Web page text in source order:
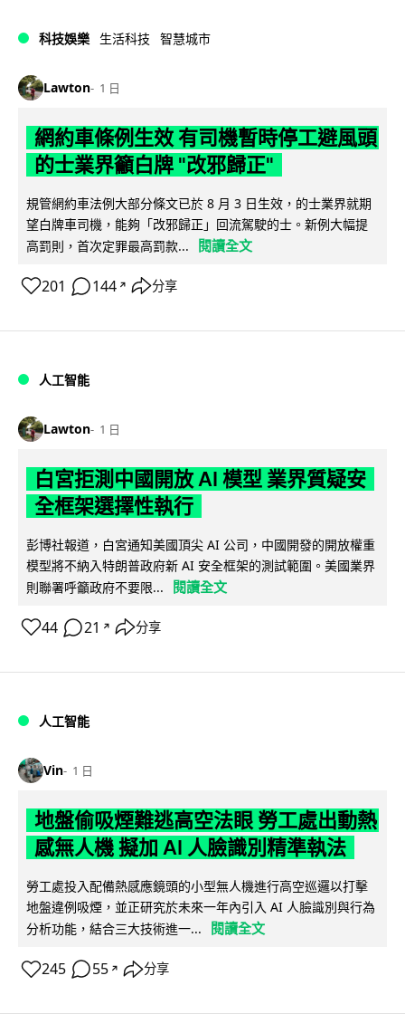
科技娛樂 生活科技 智慧城市
Lawton 1 日
網約車條例生效 有司機暫時停工避風頭
的士業界籲白牌 "改邪歸正"
規管網約車法例大部分條文已於 8 月 3 日生效，的士業界就期
望白牌車司機，能夠「改邪歸正」回流駕駛的士。新例大幅提
高罰則，首次定罪最高罰款...
閱讀全文
201 144 ↗ 分享
人工智能
Lawton 1 日
白宮拒測中國開放 AI 模型 業界質疑安
全框架選擇性執行
彭博社報道，白宮通知美國頂尖 AI 公司，中國開發的開放權重
模型將不納入特朗普政府新 AI 安全框架的測試範圍。美國業界
則聯署呼籲政府不要限...
閱讀全文
44 21 ↗ 分享
人工智能
Vin 1 日
地盤偷吸煙難逃高空法眼 勞工處出動熱
感無人機 擬加 AI 人臉識別精準執法
勞工處投入配備熱感應鏡頭的小型無人機進行高空巡邏以打擊
地盤違例吸煙，並正研究於未來一年內引入 AI 人臉識別與行為
分析功能，結合三大技術進一...
閱讀全文
245 55 ↗ 分享